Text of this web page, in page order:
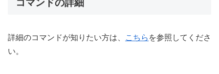
コマンドの詳細
詳細のコマンドが知りたい方は、 こちら を参照してくださ
い。